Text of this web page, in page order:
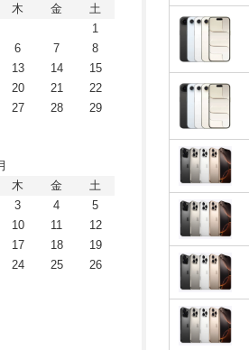
木 金
土
1
6 7
8
13 14
15
20 21
22
27 28
29
木 金
土
3 4
5
10 11
12
17 18
19
24 25
26